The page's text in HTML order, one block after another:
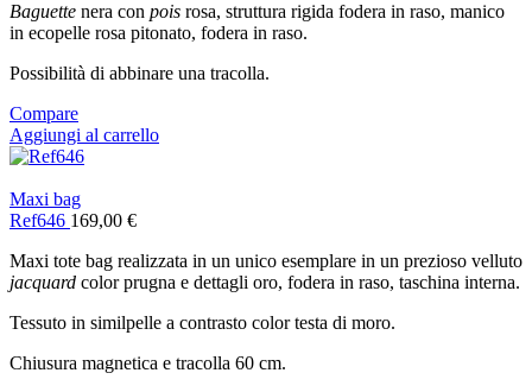
Baguette nera con pois rosa, struttura rigida fodera in raso, manico
in ecopelle rosa pitonato, fodera in raso.
Possibilità di abbinare una tracolla.
Compare
Aggiungi al carrello
Maxi bag
Ref646 169,00 €
Maxi tote bag realizzata in un unico esemplare in un prezioso velluto
jacquard color prugna e dettagli oro, fodera in raso, taschina interna.
Tessuto in similpelle a contrasto color testa di moro.
Chiusura magnetica e tracolla 60 cm.